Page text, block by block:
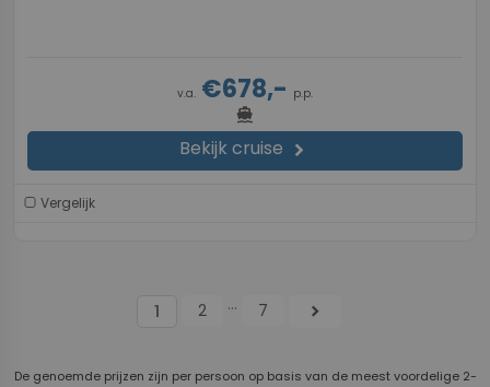
v.a. €678,- p.p.
directions_boat
Bekijk cruise chevron_right
Vergelijk
1 2 ... 7 chevron_right
De genoemde prijzen zijn per persoon op basis van de meest voordelige 2-